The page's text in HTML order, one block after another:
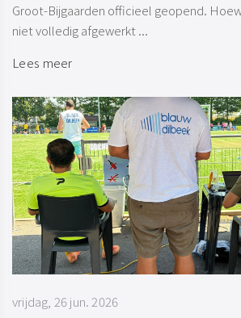
Groot-Bijgaarden officieel geopend.
niet volledig afgewerkt ...
Lees meer
vrijdag, 26 jun. 2026